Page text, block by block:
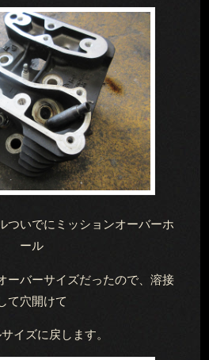
ついでにミッションオーバーホ
ール
ーバーサイズだったので、溶接
て穴開けて
イズに戻します。